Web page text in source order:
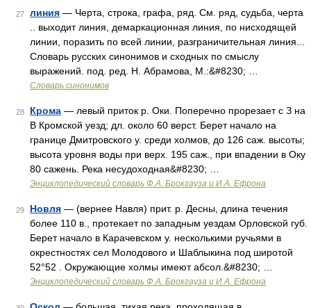
27 линия — Черта, строка, графа, ряд. См. ряд, судьба, черта
.. выходит линия, демаркационная линия, по нисходящей
линии, поразить по всей линии, разграничительная линия...
Словарь русских синонимов и сходных по смыслу
выражений. под. ред. Н. Абрамова, М.:&#8230; …
Словарь синонимов
28 Крома — левый приток р. Оки. Поперечно прорезает с З на
В Кромской уезд; дл. около 60 верст. Берет начало на
границе Дмитровского у. среди холмов, до 126 саж. высоты;
высота уровня воды при верх. 195 саж., при впадении в Оку
80 сажень. Река несудоходная&#8230; …
Энциклопедический словарь Ф.А. Брокгауза и И.А. Ефрона
29 Новля — (вернее Навля) прит. р. Десны, длина течения
более 110 в., протекает по западным уездам Орловской губ.
Берет начало в Карачевском у. несколькими ручьями в
окрестностях сел Молодового и Шаблыкина под широтой
52°52 . Окружающие холмы имеют абсол.&#8230; …
Энциклопедический словарь Ф.А. Брокгауза и И.А. Ефрона